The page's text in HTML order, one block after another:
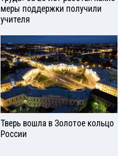
меры поддержки получили
учителя
Тверь вошла в Золотое кольцо
России